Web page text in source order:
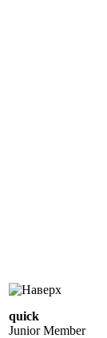
quick
Junior Member